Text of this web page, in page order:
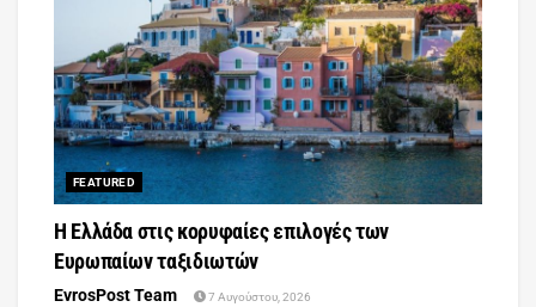
FEATURED
Η Ελλάδα στις κορυφαίες επιλογές των
Ευρωπαίων ταξιδιωτών
EvrosPost Team 7 Αυγούστου, 2026